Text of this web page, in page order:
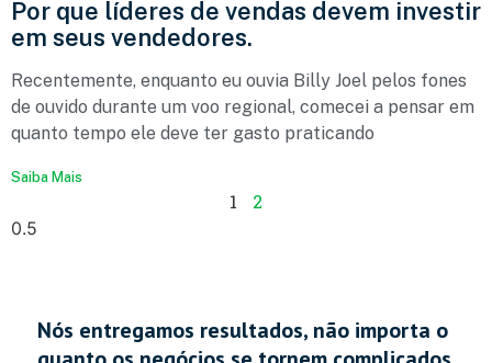
Por que líderes de vendas devem investir
em seus vendedores.
Recentemente, enquanto eu ouvia Billy Joel pelos fones
de ouvido durante um voo regional, comecei a pensar em
quanto tempo ele deve ter gasto praticando
Saiba Mais
1 2
Nós entregamos resultados, não importa o